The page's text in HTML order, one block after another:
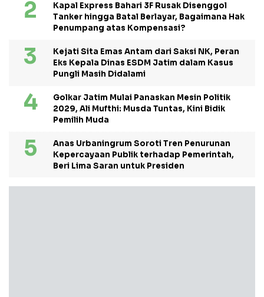
Kapal Express Bahari 3F Rusak Disenggol
Tanker hingga Batal Berlayar, Bagaimana Hak
Penumpang atas Kompensasi?
Kejati Sita Emas Antam dari Saksi NK, Peran
Eks Kepala Dinas ESDM Jatim dalam Kasus
Pungli Masih Didalami
Golkar Jatim Mulai Panaskan Mesin Politik
2029, Ali Mufthi: Musda Tuntas, Kini Bidik
Pemilih Muda
Anas Urbaningrum Soroti Tren Penurunan
Kepercayaan Publik terhadap Pemerintah,
Beri Lima Saran untuk Presiden